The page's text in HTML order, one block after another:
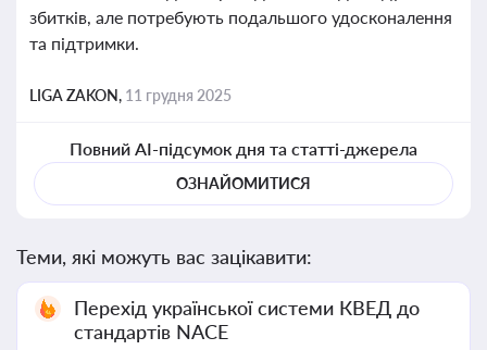
збитків, але потребують подальшого удосконалення
та підтримки.
LIGA ZAKON, 11 грудня 2025
Повний AI-підсумок дня та статті-джерела
ОЗНАЙОМИТИСЯ
Теми, які можуть вас зацікавити:
Перехід української системи КВЕД до
стандартів NACE